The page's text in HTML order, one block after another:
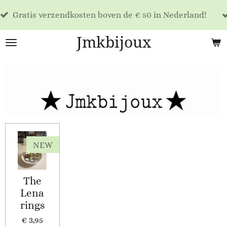
Ga
de
Jmkbijoux
boven de € 50 in Nederland!
dag
NEW
The
Lena
rings
€ 3,95